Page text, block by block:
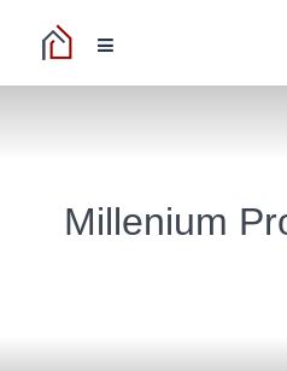
Millenium